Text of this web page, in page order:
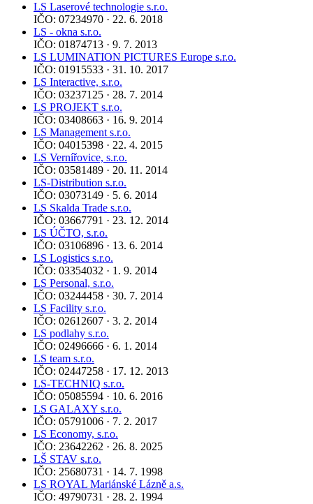
LS Laserové technologie s.r.o.
IČO: 07234970 · 22. 6. 2018
LS - okna s.r.o.
IČO: 01874713 · 9. 7. 2013
LS LUMINATION PICTURES Europe s.r.o.
IČO: 01915533 · 31. 10. 2017
LS Interactive, s.r.o.
IČO: 03237125 · 28. 7. 2014
LS PROJEKT s.r.o.
IČO: 03408663 · 16. 9. 2014
LS Management s.r.o.
IČO: 04015398 · 22. 4. 2015
LS Vernířovice, s.r.o.
IČO: 03581489 · 20. 11. 2014
LS-Distribution s.r.o.
IČO: 03073149 · 5. 6. 2014
LS Skalda Trade s.r.o.
IČO: 03667791 · 23. 12. 2014
LS ÚČTO, s.r.o.
IČO: 03106896 · 13. 6. 2014
LS Logistics s.r.o.
IČO: 03354032 · 1. 9. 2014
LS Personal, s.r.o.
IČO: 03244458 · 30. 7. 2014
LS Facility s.r.o.
IČO: 02612607 · 3. 2. 2014
LS podlahy s.r.o.
IČO: 02496666 · 6. 1. 2014
LS team s.r.o.
IČO: 02447258 · 17. 12. 2013
LS-TECHNIQ s.r.o.
IČO: 05085594 · 10. 6. 2016
LS GALAXY s.r.o.
IČO: 05791006 · 7. 2. 2017
LS Economy, s.r.o.
IČO: 23642262 · 26. 8. 2025
LŠ STAV s.r.o.
IČO: 25680731 · 14. 7. 1998
LS ROYAL Mariánské Lázně a.s.
IČO: 49790731 · 28. 2. 1994